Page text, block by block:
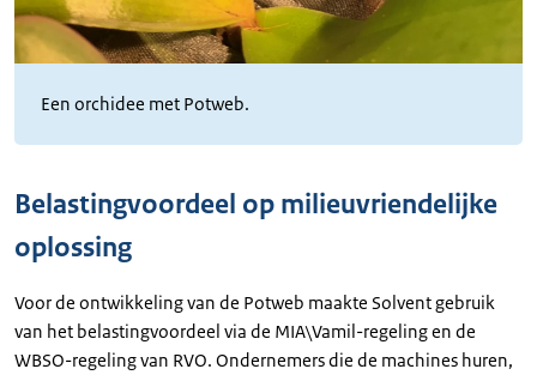
Een orchidee met Potweb.
Belastingvoordeel op milieuvriendelijke
oplossing
Voor de ontwikkeling van de Potweb maakte Solvent gebruik
van het belastingvoordeel via de MIA\Vamil-regeling en de
WBSO-regeling van RVO. Ondernemers die de machines huren,